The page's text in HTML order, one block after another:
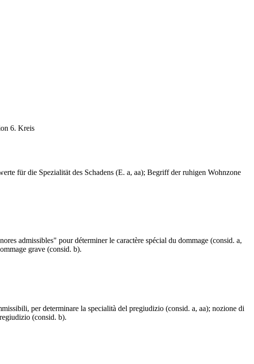
6. Kreis
für die Spezialität des Schadens (E. a, aa); Begriff der ruhigen Wohnzone
admissibles" pour déterminer le caractère spécial du dommage (consid. a,
grave (consid. b).
per determinare la specialità del pregiudizio (consid. a, aa); nozione di
(consid. b).